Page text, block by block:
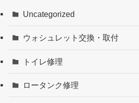
Uncategorized
ウォシュレット交換・取付
トイレ修理
ロータンク修理